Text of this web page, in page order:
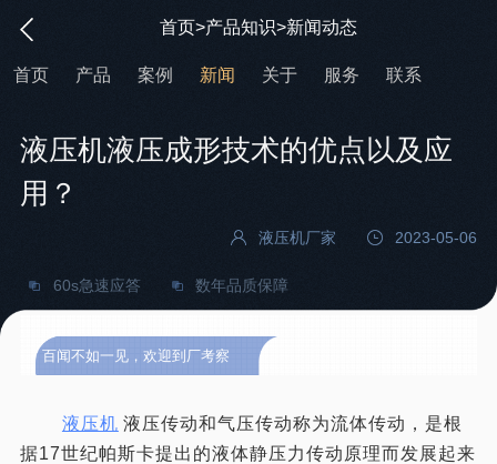
首页>产品知识>新闻动态
首页 产品 案例 新闻 关于 服务 联系
液压机液压成形技术的优点以及应
用？
液压机厂家 2023-05-06
60s急速应答 数年品质保障
百闻不如一见，欢迎到厂考察
液压机 液压传动和气压传动称为流体传动，是根
据17世纪帕斯卡提出的液体静压力传动原理而发展起来